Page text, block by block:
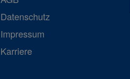
Datenschutz
Impressum
Karriere